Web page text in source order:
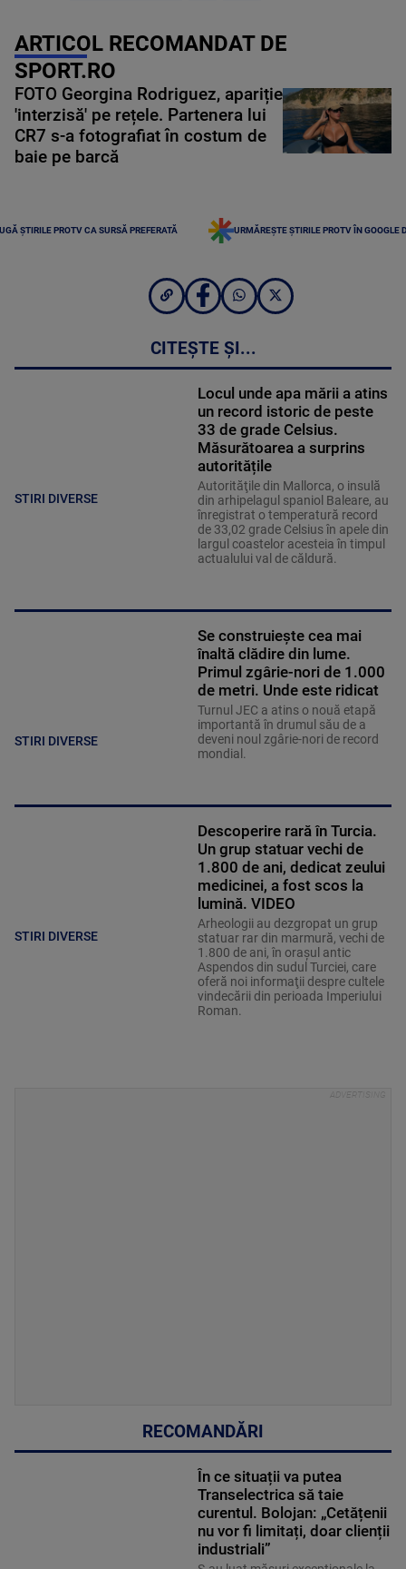
ARTICOL RECOMANDAT DE
SPORT.RO
FOTO Georgina Rodriguez, apariție
'interzisă' pe rețele. Partenera lui
CR7 s-a fotografiat în costum de
baie pe barcă
ȘTIRILE PROTV CA SURSĂ PREFERATĂ URMĂREȘTE ȘTIRILE PROTV ÎN GOOGLE
CITEȘTE ȘI...
STIRI DIVERSE
Locul unde apa mării a atins
un record istoric de peste
33 de grade Celsius.
Măsurătoarea a surprins
autoritățile
Autorităţile din Mallorca, o insulă
din arhipelagul spaniol Baleare, au
înregistrat o temperatură record
de 33,02 grade Celsius în apele din
largul coastelor acesteia în timpul
actualului val de căldură.
STIRI DIVERSE
Se construiește cea mai
înaltă clădire din lume.
Primul zgârie-nori de 1.000
de metri. Unde este ridicat
Turnul JEC a atins o nouă etapă
importantă în drumul său de a
deveni noul zgârie-nori de record
mondial.
STIRI DIVERSE
Descoperire rară în Turcia.
Un grup statuar vechi de
1.800 de ani, dedicat zeului
medicinei, a fost scos la
lumină. VIDEO
Arheologii au dezgropat un grup
statuar rar din marmură, vechi de
1.800 de ani, în oraşul antic
Aspendos din sudul Turciei, care
oferă noi informaţii despre cultele
vindecării din perioada Imperiului
Roman.
RECOMANDĂRI
În ce situații va putea
Transelectrica să taie
curentul. Bolojan: „Cetățenii
nu vor fi limitați, doar clienții
industriali”